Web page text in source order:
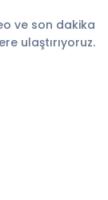
ve son dakika
ulaştırıyoruz.